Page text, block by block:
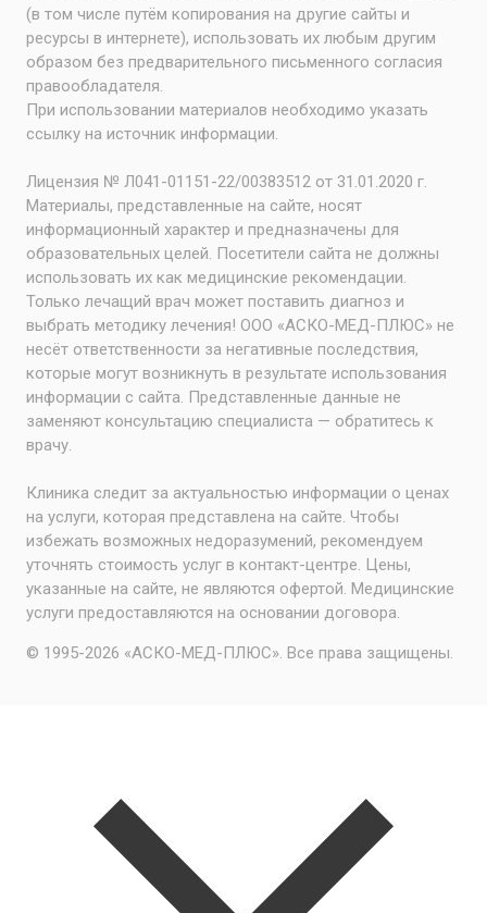
(в том числе путём копирования на другие сайты и
ресурсы в интернете), использовать их любым другим
образом без предварительного письменного согласия
правообладателя.
При использовании материалов необходимо указать
ссылку на источник информации.
Лицензия № Л041-01151-22/00383512 от 31.01.2020 г.
Материалы, представленные на сайте, носят
информационный характер и предназначены для
образовательных целей. Посетители сайта не должны
использовать их как медицинские рекомендации.
Только лечащий врач может поставить диагноз и
выбрать методику лечения! ООО «АСКО-МЕД-ПЛЮС» не
несёт ответственности за негативные последствия,
которые могут возникнуть в результате использования
информации с сайта. Представленные данные не
заменяют консультацию специалиста — обратитесь к
врачу.
Клиника следит за актуальностью информации о ценах
на услуги, которая представлена на сайте. Чтобы
избежать возможных недоразумений, рекомендуем
уточнять стоимость услуг в контакт-центре. Цены,
указанные на сайте, не являются офертой. Медицинские
услуги предоставляются на основании договора.
© 1995-2026 «АСКО-МЕД-ПЛЮС». Все права защищены.